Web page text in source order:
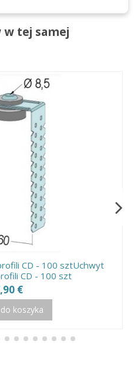
tej samej
CD - 100 sztUchwyt
CD - 100 szt
€
koszyka